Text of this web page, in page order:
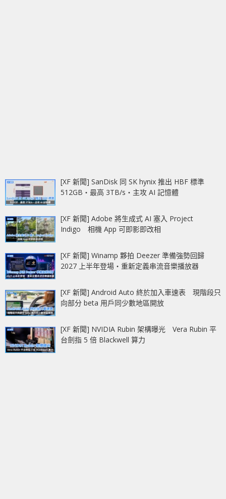
[XF 新聞] SanDisk 同 SK hynix 推出 HBF 標準
512GB‧最高 3TB/s‧主攻 AI 記憶體
[XF 新聞] Adobe 將生成式 AI 塞入 Project
Indigo 相機 App 可即影即改相
[XF 新聞] Winamp 夥拍 Deezer 準備強勢回歸
2027 上半年登場‧重新定義串流音樂播放器
[XF 新聞] Android Auto 終於加入車速表 現階段只
向部分 beta 用戶同少數地區開放
[XF 新聞] NVIDIA Rubin 架構曝光 Vera Rubin 平
台劍指 5 倍 Blackwell 算力